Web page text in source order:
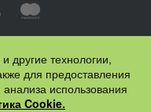
другие технологии,
для предоставления
использования
Cookie.